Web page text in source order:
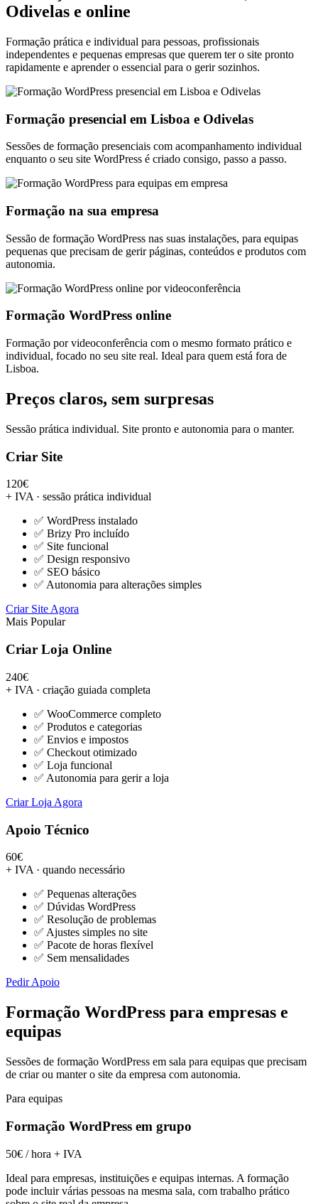
Odivelas e online
Formação prática e individual para pessoas, profissionais
independentes e pequenas empresas que querem ter o site pronto
rapidamente e aprender o essencial para o gerir sozinhos.
Formação presencial em Lisboa e Odivelas
Sessões de formação presenciais com acompanhamento individual
enquanto o seu site WordPress é criado consigo, passo a passo.
Formação na sua empresa
Sessão de formação WordPress nas suas instalações, para equipas
pequenas que precisam de gerir páginas, conteúdos e produtos com
autonomia.
Formação WordPress online
Formação por videoconferência com o mesmo formato prático e
individual, focado no seu site real. Ideal para quem está fora de
Lisboa.
Preços claros, sem surpresas
Sessão prática individual. Site pronto e autonomia para o manter.
Criar Site
120€
+ IVA · sessão prática individual
✅ WordPress instalado
✅ Brizy Pro incluído
✅ Site funcional
✅ Design responsivo
✅ SEO básico
✅ Autonomia para alterações simples
Criar Site Agora
Mais Popular
Criar Loja Online
240€
+ IVA · criação guiada completa
✅ WooCommerce completo
✅ Produtos e categorias
✅ Envios e impostos
✅ Checkout otimizado
✅ Loja funcional
✅ Autonomia para gerir a loja
Criar Loja Agora
Apoio Técnico
60€
+ IVA · quando necessário
✅ Pequenas alterações
✅ Dúvidas WordPress
✅ Resolução de problemas
✅ Ajustes simples no site
✅ Pacote de horas flexível
✅ Sem mensalidades
Pedir Apoio
Formação WordPress para empresas e
equipas
Sessões de formação WordPress em sala para equipas que precisam
de criar ou manter o site da empresa com autonomia.
Para equipas
Formação WordPress em grupo
50€ / hora + IVA
Ideal para empresas, instituições e equipas internas. A formação
pode incluir várias pessoas na mesma sala, com trabalho prático